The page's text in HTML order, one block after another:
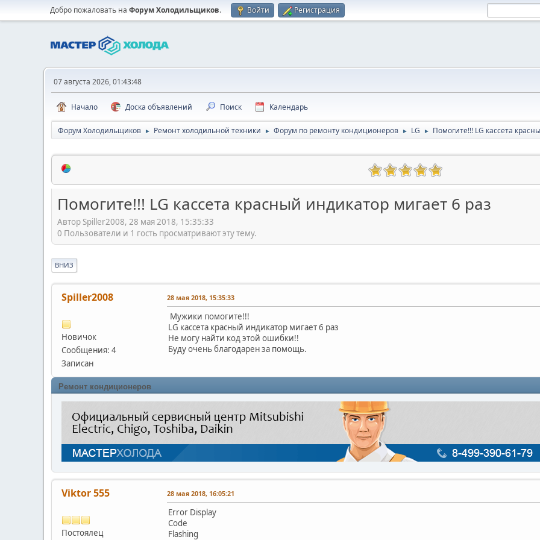
Добро пожаловать на Форум Холодильщиков. Войти Регистрация
07 августа 2026, 01:43:48
Начало Доска объявлений Поиск Календарь
Форум Холодильщиков ► Ремонт холодильной техники ► Форум по ремонту кондиционеров ► LG ► Помогите!!! LG кассета
Помогите!!! LG кассета красный индикатор мигает 6 раз
Автор Spiller2008, 28 мая 2018, 15:35:33
0 Пользователи и 1 гость просматривают эту тему.
ВНИЗ
Spiller2008
Новичок
Сообщения: 4
Записан
28 мая 2018, 15:35:33
Мужики помогите!!!
LG кассета красный индикатор мигает 6 раз
Не могу найти код этой ошибки!!
Буду очень благодарен за помощь.
Ремонт кондиционеров
Viktor 555
Постоялец
28 мая 2018, 16:05:21
Error Display
Code
Flashing